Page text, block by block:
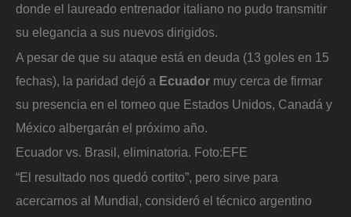
donde el laureado entrenador italiano no pudo transmitir
su elegancia a sus nuevos dirigidos.
A pesar de que su ataque está en deuda (13 goles en 15
fechas), la paridad dejó a Ecuador muy cerca de firmar
su presencia en el torneo que Estados Unidos, Canadá y
México albergarán el próximo año.
Ecuador vs. Brasil, eliminatoria. Foto:EFE
“El resultado nos quedó cortito”, pero sirve para
acercarnos al Mundial, consideró el técnico argentino